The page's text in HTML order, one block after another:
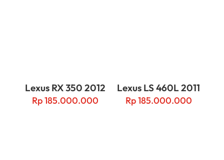
Lexus RX 350 2012
Rp185.000.000
Lexus LS 460L 2011
Rp185.000.000